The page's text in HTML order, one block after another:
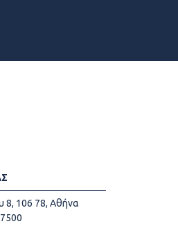
8, 106 78, Αθήνα